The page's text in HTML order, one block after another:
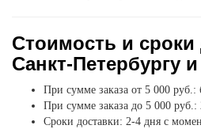
Стоимость и сроки
Санкт-Петербургу
При сумме заказа от 5 000 руб.:
При сумме заказа до 5 000 руб.:
Сроки доставки: 2-4 дня с